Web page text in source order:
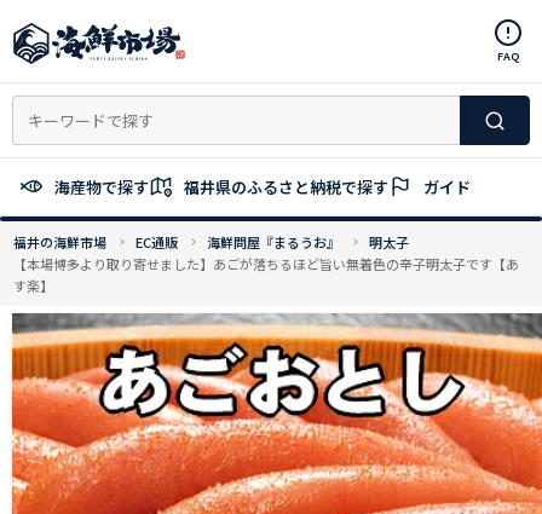
ン
ン
へ
ッ
FAQ
海産物で探す 福井県のふるさと納税で探す ガイド
福井の海鮮市場 EC通販 海鮮問屋『まるうお』
明太子
【本場博多より取り寄せました】あごが落ちるほど旨い無着色の辛子明太子です【あ
す楽】